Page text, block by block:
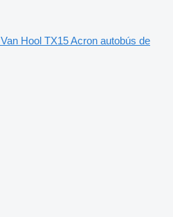
Van Hool TX15 Acron autobús de